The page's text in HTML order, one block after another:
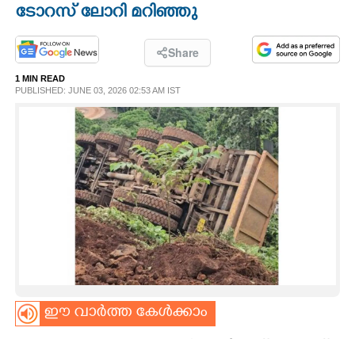
OPINION
PHOTOS
ASTRO
ടോറസ് ലോറി മറിഞ്ഞു
Share
1 MIN READ
PUBLISHED: JUNE 03, 2026 02:53 AM IST
ഈ വാർത്ത കേൾക്കാം